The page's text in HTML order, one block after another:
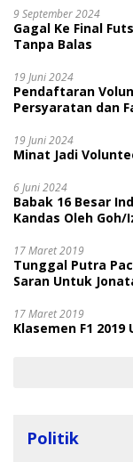
9 September 2024
Gagal Ke Final
Tanpa Balas
19 Juni 2024
Pendaftaran
Persyaratan dan
19 Juni 2024
Minat Jadi
6 Juni 2024
Babak 16 Besar
Kandas Oleh Goh/
17 Maret 2019
Tunggal Putra
Saran Untuk
17 Maret 2019
Klasemen F1
Politik